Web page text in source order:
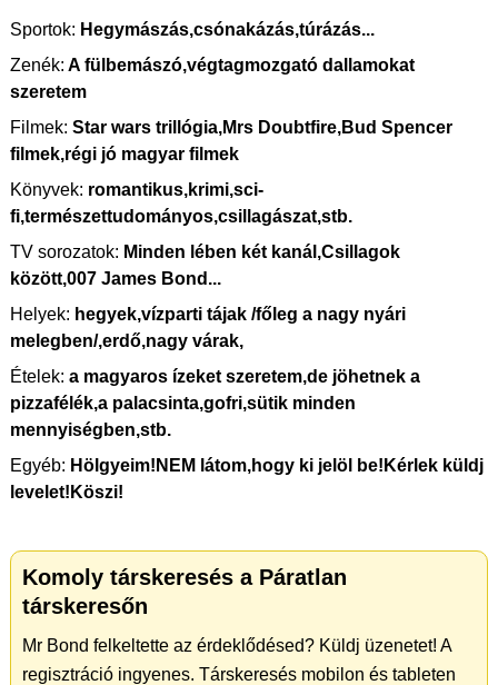
Sportok: Hegymászás,csónakázás,túrázás...
Zenék: A fülbemászó,végtagmozgató dallamokat
szeretem
Filmek: Star wars trillógia,Mrs Doubtfire,Bud Spencer
filmek,régi jó magyar filmek
Könyvek: romantikus,krimi,sci-
fi,természettudományos,csillagászat,stb.
TV sorozatok: Minden lében két kanál,Csillagok
között,007 James Bond...
Helyek: hegyek,vízparti tájak /főleg a nagy nyári
melegben/,erdő,nagy várak,
Ételek: a magyaros ízeket szeretem,de jöhetnek a
pizzafélék,a palacsinta,gofri,sütik minden
mennyiségben,stb.
Egyéb: Hölgyeim!NEM látom,hogy ki jelöl be!Kérlek küldj
levelet!Köszi!
Komoly társkeresés a Páratlan
társkeresőn
Mr Bond felkeltette az érdeklődésed? Küldj üzenetet! A
regisztráció ingyenes. Társkeresés mobilon és tableten